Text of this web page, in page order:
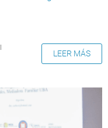
LEER MÁS